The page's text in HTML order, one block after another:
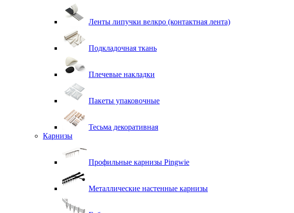
Ленты липучки велкро (контактная лента)
Подкладочная ткань
Плечевые накладки
Пакеты упаковочные
Тесьма декоративная
Карнизы
Профильные карнизы Pingwie
Металлические настенные карнизы